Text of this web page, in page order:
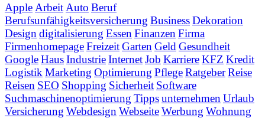
Apple Arbeit Auto Beruf
Berufsunfähigkeitsversicherung BusinessDekoration
Design digitalisierung Essen Finanzen Firma
FirmenhomepageFreizeitGarten Geld Gesundheit
GoogleHausIndustrieInternetJob KarriereKFZ Kredit
Logistik Marketing Optimierung PflegeRatgeberReise
Reisen SEO Shopping Sicherheit Software
Suchmaschinenoptimierung Tippsunternehmen Urlaub
Versicherung Webdesign WebseiteWerbung Wohnung